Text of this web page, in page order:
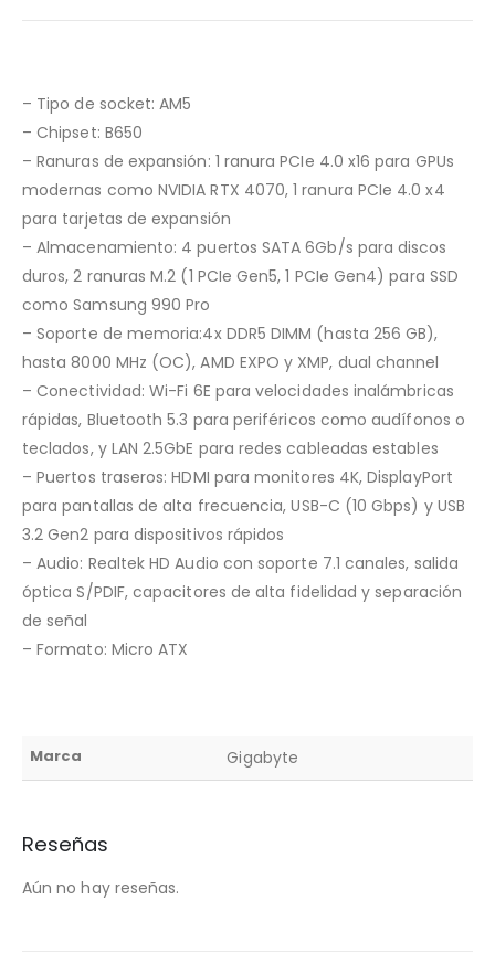
– Tipo de socket: AM5
– Chipset: B650
– Ranuras de expansión: 1 ranura PCIe 4.0 x16 para GPUs
modernas como NVIDIA RTX 4070, 1 ranura PCIe 4.0 x4
para tarjetas de expansión
– Almacenamiento: 4 puertos SATA 6Gb/s para discos
duros, 2 ranuras M.2 (1 PCIe Gen5, 1 PCIe Gen4) para SSD
como Samsung 990 Pro
– Soporte de memoria:4x DDR5 DIMM (hasta 256 GB),
hasta 8000 MHz (OC), AMD EXPO y XMP, dual channel
– Conectividad: Wi-Fi 6E para velocidades inalámbricas
rápidas, Bluetooth 5.3 para periféricos como audífonos o
teclados, y LAN 2.5GbE para redes cableadas estables
– Puertos traseros: HDMI para monitores 4K, DisplayPort
para pantallas de alta frecuencia, USB-C (10 Gbps) y USB
3.2 Gen2 para dispositivos rápidos
– Audio: Realtek HD Audio con soporte 7.1 canales, salida
óptica S/PDIF, capacitores de alta fidelidad y separación
de señal
– Formato: Micro ATX
Marca Gigabyte
Reseñas
Aún no hay reseñas.